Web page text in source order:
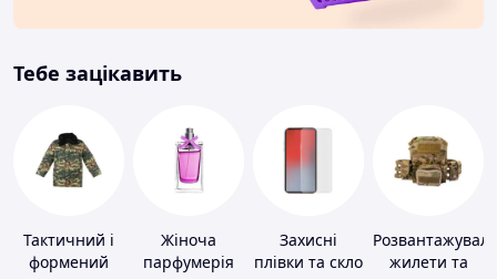
Тебе зацікавить
Тактичний і
формений
Жіноча
парфумерія
Захисні
плівки та скло
жилети та